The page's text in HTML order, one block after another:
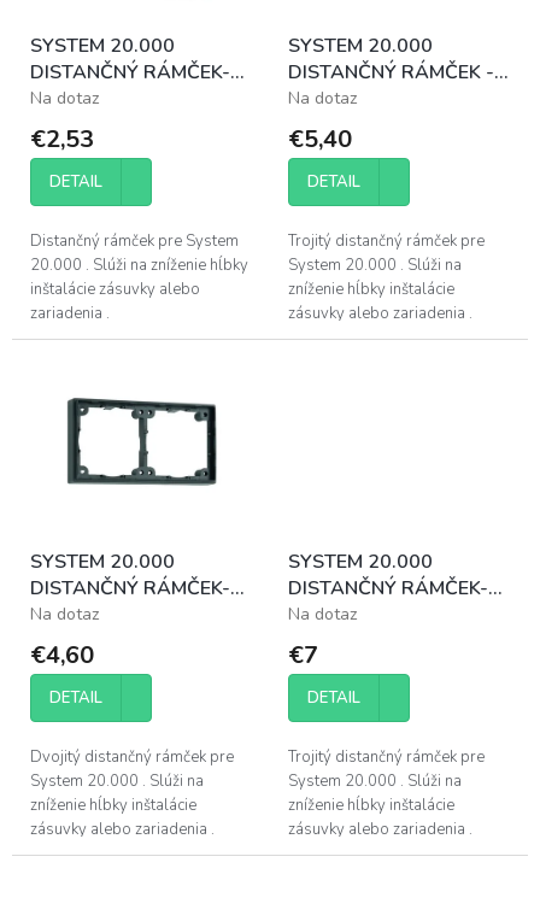
o
vd
u
k
t
o
SYSTEM 20.000
DISTANČNÝ RÁMČEK-1
/ 3 MM
Na dotaz
€2,53
DETAIL
Distančný rámček pre System
20.000 . Slúži na zníženie hĺbky
inštalácie zásuvky alebo
zariadenia .
SYSTEM 20.000
DISTANČNÝ RÁMČEK -3
/ 3 MM
Na dotaz
€5,40
DETAIL
Trojitý distančný rámček pre
System 20.000 . Slúži na
zníženie hĺbky inštalácie
zásuvky alebo zariadenia .
SYSTEM 20.000
DISTANČNÝ RÁMČEK-2
12 MM
Na dotaz
€4,60
DETAIL
Dvojitý distančný rámček pre
System 20.000 . Slúži na
zníženie hĺbky inštalácie
zásuvky alebo zariadenia .
SYSTEM 20.000
DISTANČNÝ RÁMČEK-3
12 MM
Na dotaz
€7
DETAIL
Trojitý distančný rámček pre
System 20.000 . Slúži na
zníženie hĺbky inštalácie
zásuvky alebo zariadenia .